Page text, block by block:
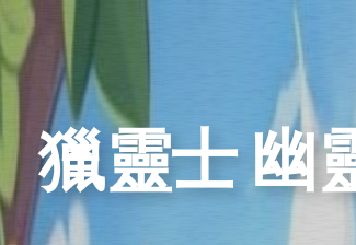
獵靈士 幽